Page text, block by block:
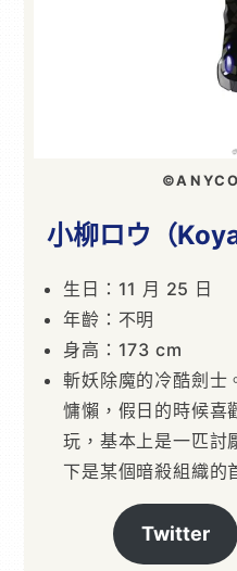
小柳ロウ（
生日：11 月 25 日
年齡：不明
身高：173 cm
斬妖除魔的冷酷劍士
慵懶，假日的時候喜
玩，基本上是一匹討
下是某個暗殺組織的
Twitter